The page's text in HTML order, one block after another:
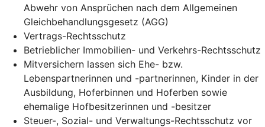
Abwehr von Ansprüchen nach dem Allgemeinen
Gleichbehandlungsgesetz (AGG)
Vertrags-Rechtsschutz
Betrieblicher Immobilien- und Verkehrs-Rechtsschutz
Mitversichern lassen sich Ehe- bzw.
Lebenspartnerinnen und -partnerinnen, Kinder in der
Ausbildung, Hoferbinnen und Hoferben sowie
ehemalige Hofbesitzerinnen und -besitzer
Steuer-, Sozial- und Verwaltungs-Rechtsschutz vor